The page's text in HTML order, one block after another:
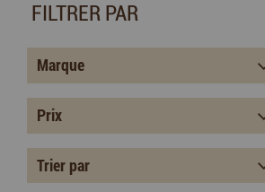
FILTRER PAR
Marque
Prix
Trier par